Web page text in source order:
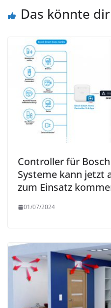
Das könnte
Controller für
Systeme kann jetzt
zum Einsatz
01/07/2024